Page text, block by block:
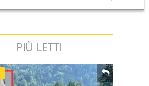
PIÙ LETTI